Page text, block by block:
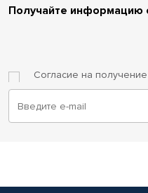
Получайте информацию
Согласие на получение